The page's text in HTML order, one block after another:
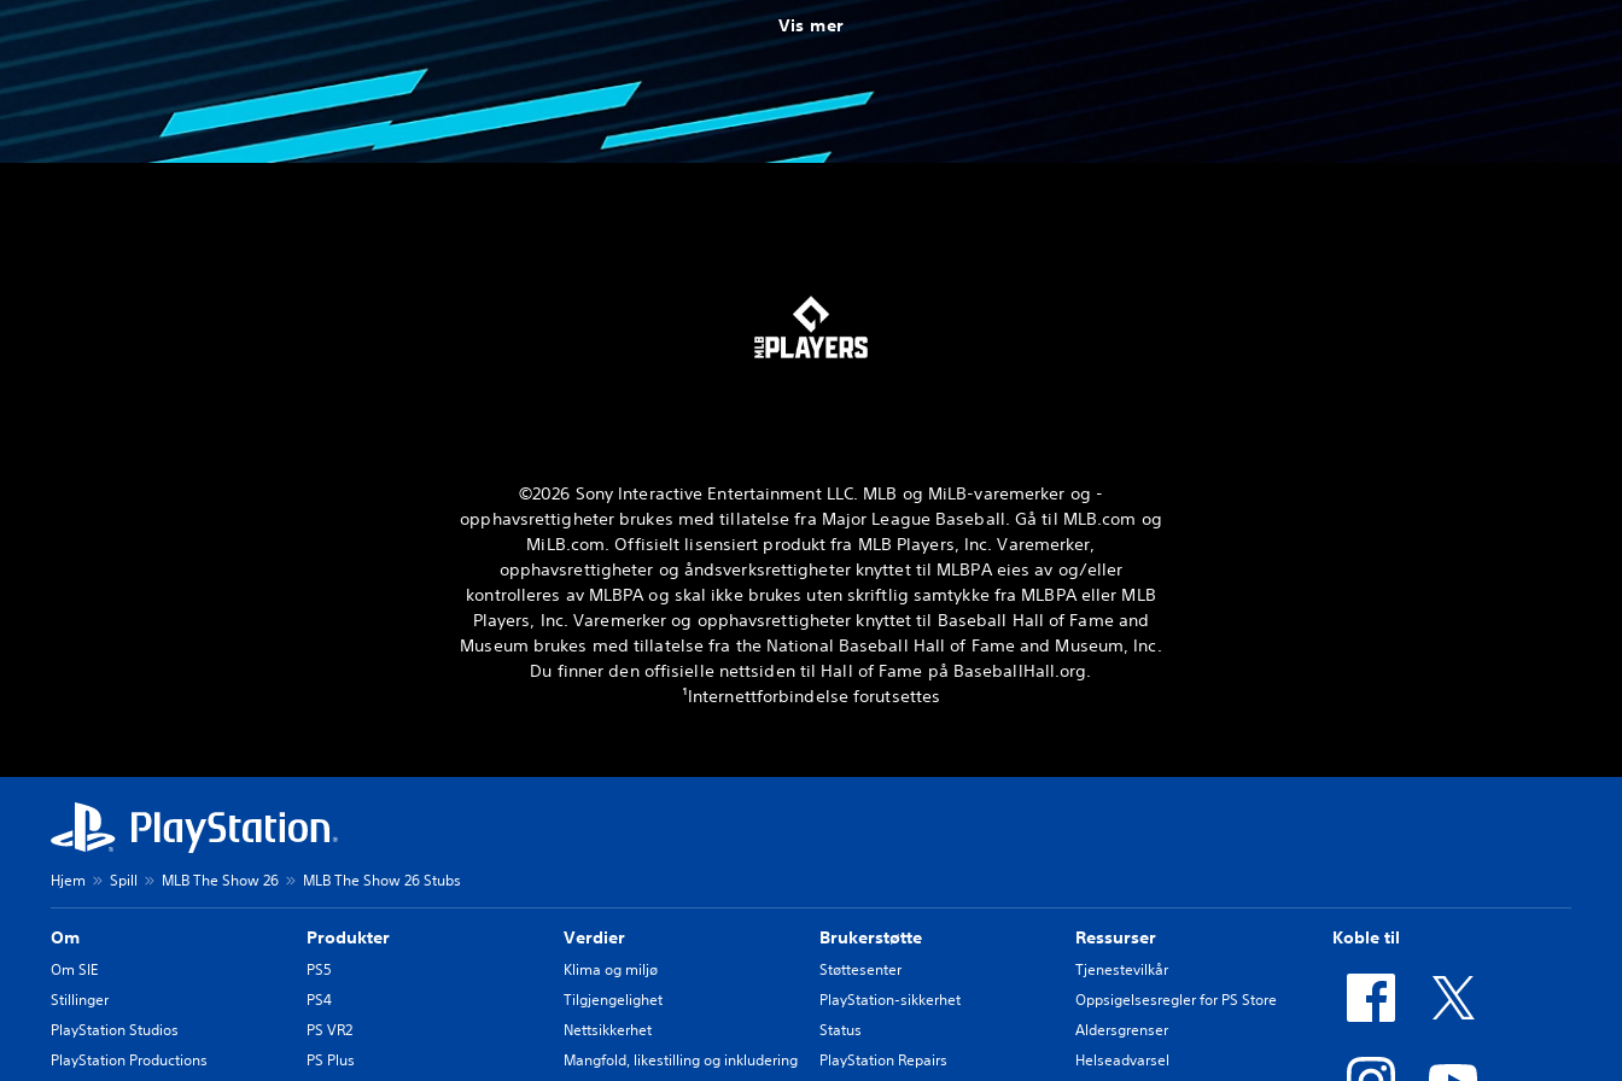
Vis mer
©2026 Sony Interactive Entertainment LLC. MLB og MiLB-varemerker og -
opphavsrettigheter brukes med tillatelse fra Major League Baseball. Gå til MLB.com og
MiLB.com. Offisielt lisensiert produkt fra MLB Players, Inc. Varemerker,
opphavsrettigheter og åndsverksrettigheter knyttet til MLBPA eies av og/eller
kontrolleres av MLBPA og skal ikke brukes uten skriftlig samtykke fra MLBPA eller MLB
Players, Inc. Varemerker og opphavsrettigheter knyttet til Baseball Hall of Fame and
Museum brukes med tillatelse fra the National Baseball Hall of Fame and Museum, Inc.
Du finner den offisielle nettsiden til Hall of Fame på BaseballHall.org.
¹Internettforbindelse forutsettes
Hjem Spill MLB The Show 26 MLB The Show 26 Stubs
Om
Om SIE
Stillinger
PlayStation Studios
PlayStation Productions
Produkter
PS5
PS4
PS VR2
PS Plus
Verdier
Klima og miljø
Tilgjengelighet
Nettsikkerhet
Mangfold, likestilling og inkludering
Brukerstøtte
Støttesenter
PlayStation-sikkerhet
Status
PlayStation Repairs
Ressurser
Tjenestevilkår
Oppsigelsesregler for PS Store
Aldersgrenser
Helseadvarsel
Koble til